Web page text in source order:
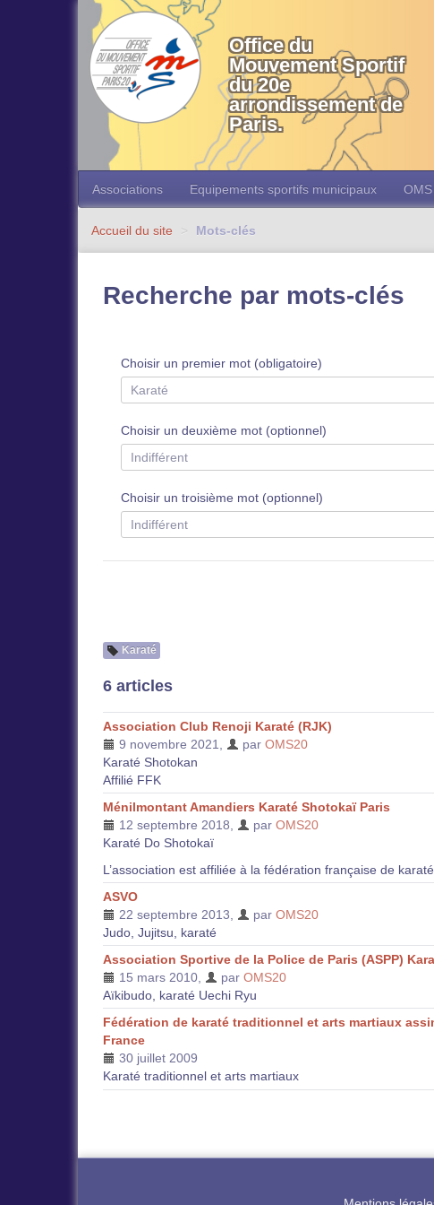
Office du
Mouvement Sportif
du 20e
arrondissement de
Paris.
Associations Equipements sportifs municipaux
Accueil du site > Mots-clés
Recherche par mots-clés
Choisir un premier mot (obligatoire)
Choisir un deuxième mot (optionnel)
Choisir un troisième mot (optionnel)
Karaté
6 articles
Association Club Renoji Karaté (RJK)
9 novembre 2021
par OMS20
Karaté Shotokan
Affilié FFK
Ménilmontant Amandiers Karaté Shotokaï Paris
12 septembre 2018
par OMS20
Karaté Do Shotokaï
L’association est affiliée à la fédération française de karaté
ASVO
22 septembre 2013
par OMS20
Judo, Jujitsu, karaté
Association Sportive de la Police de Paris (ASPP)
15 mars 2010
par OMS20
Aïkibudo, karaté Uechi Ryu
Fédération de karaté traditionnel et arts martiaux
France
30 juillet 2009
Karaté traditionnel et arts martiaux